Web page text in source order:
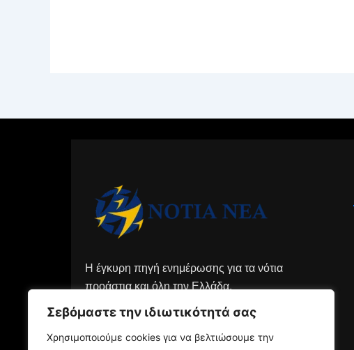
Σεβόμαστε την ιδιωτικότητά σας
Χρησιμοποιούμε cookies για να βελτιώσουμε την
Η έγκυρη πηγή ενημέρωσης για τα νότια
προάστια και όλη την Ελλάδα.